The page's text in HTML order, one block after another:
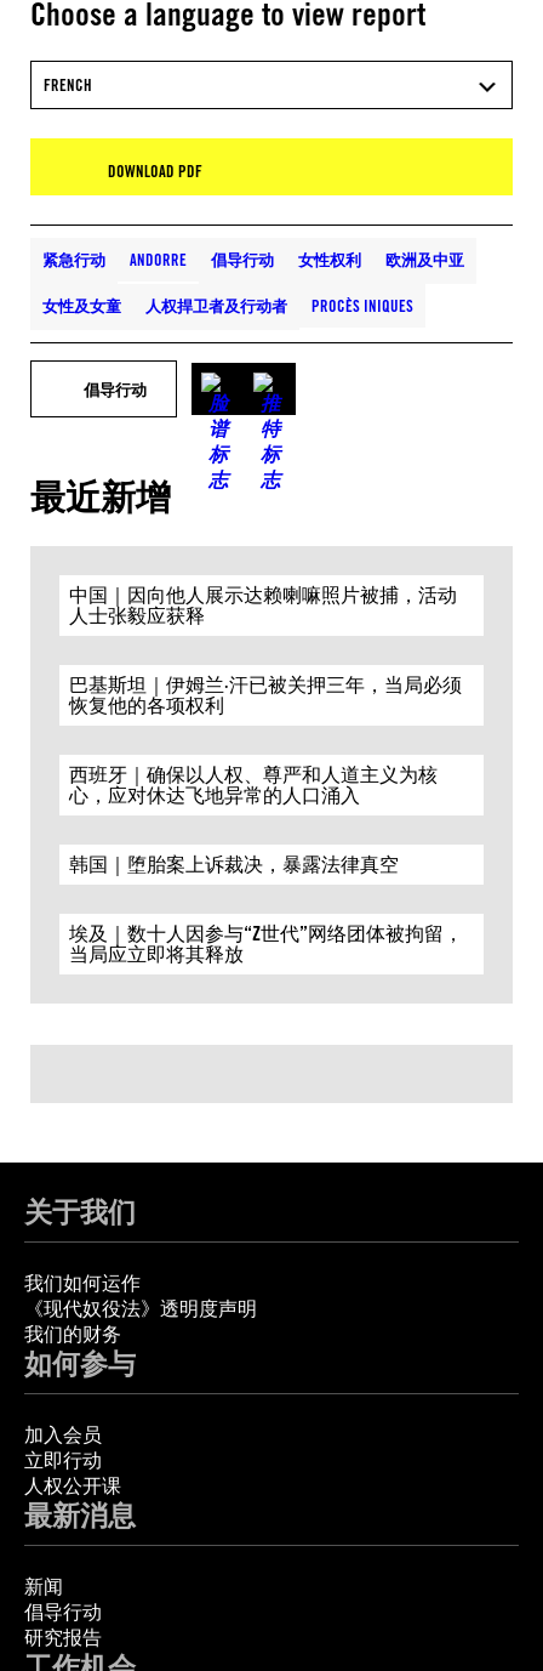
Choose a language to view report
FRENCH
DOWNLOAD PDF
紧急行动 ANDORRE 倡导行动 女性权利 欧洲及中亚
女性及女童 人权捍卫者及行动者 PROCÈS INIQUES
倡导行动
最近新增
中国｜因向他人展示达赖喇嘛照片被捕，活动
人士张毅应获释
巴基斯坦｜伊姆兰·汗已被关押三年，当局必须
恢复他的各项权利
西班牙｜确保以人权、尊严和人道主义为核
心，应对休达飞地异常的人口涌入
韩国｜堕胎案上诉裁决，暴露法律真空
埃及｜数十人因参与“Z世代”网络团体被拘留，
当局应立即将其释放
关于我们
我们如何运作
《现代奴役法》透明度声明
我们的财务
如何参与
加入会员
立即行动
人权公开课
最新消息
新闻
倡导行动
研究报告